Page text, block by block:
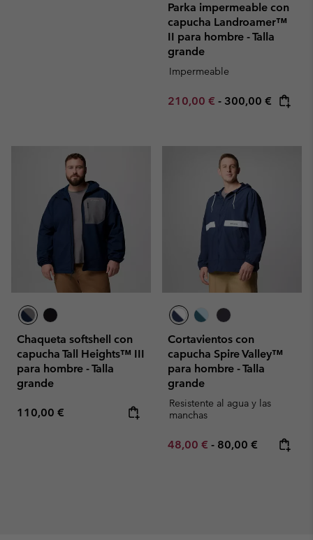
Parka impermeable con
capucha Landroamer™
II para hombre - Talla
grande
Impermeable
Minimum sale price:
210,00 € - Maximum price:
300,00 €
Chaqueta softshell con
capucha Tall Heights™ III
para hombre - Talla
grande
Regular price:
110,00 €
Cortavientos con
capucha Spire Valley™
para hombre - Talla
grande
Resistente al agua y las
manchas
Minimum sale price:
48,00 € - Maximum price:
80,00 €